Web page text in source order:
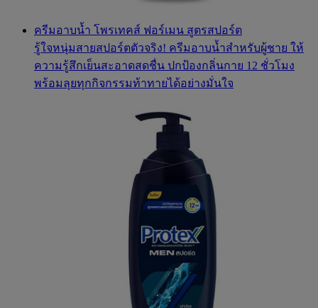
ครีมอาบน้ำ โพรเทคส์ ฟอร์เมน สูตรสปอร์ต
รู้ใจหนุ่มสายสปอร์ตตัวจริง! ครีมอาบน้ำสำหรับผู้ชาย ให้
ความรู้สึกเย็นสะอาดสดชื่น ปกป้องกลิ่นกาย 12 ชั่วโมง
พร้อมลุยทุกกิจกรรมท้าทายได้อย่างมั่นใจ